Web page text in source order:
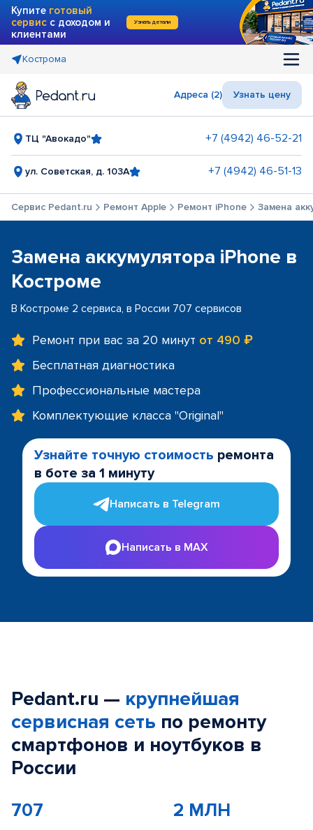
Купите готовый
сервис с доходом и
клиентами
Узнать детали
Кострома
Адреса (2) Узнать цену
ТЦ "Авокадо" +7 (4942) 46-52-21
ул. Советская, д. 103А +7 (4942) 46-51-13
Сервис Pedant.ru Ремонт Apple Ремонт iPhone Замена
Замена аккумулятора iPhone в
Костроме
В Костроме 2 сервиса, в России 707 сервисов
Ремонт при вас за 20 минут от 490 ₽
Бесплатная диагностика
Профессиональные мастера
Комплектующие класса "Original"
Узнайте точную стоимость ремонта
в боте за 1 минуту
Написать в Telegram
Написать в MAX
Pedant.ru — крупнейшая
сервисная сеть по ремонту
смартфонов и ноутбуков в
России
707 2 МЛН